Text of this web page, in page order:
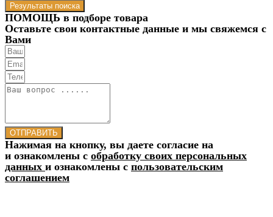
Результаты поиска
ПОМОЩЬ в подборе товара
Оставьте свои контактные данные и мы свяжемся с
Вами
ОТПРАВИТЬ
Нажимая на кнопку, вы даете согласие на
и ознакомлены с обработку своих персональных
данных и ознакомлены с пользовательским
соглашением